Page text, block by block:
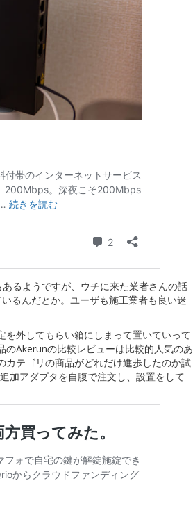
るようですが、ウチに来た業者さんの話
るんだとか。ユーザも施工業者も良い迷
外してもらい箱にしまって置いていって
Akerunの比較レビューは比較的人気のあ
カテゴリの商品がどれだけ進歩したのか試
加アダプタを自腹で注文し、設置をして